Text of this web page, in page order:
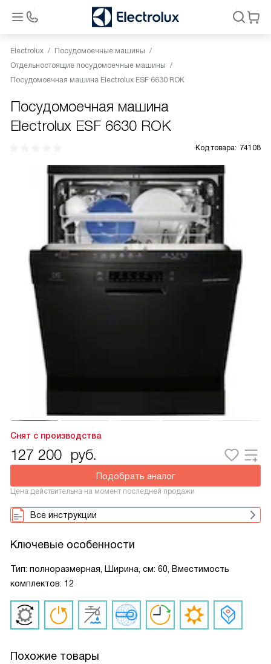
Electrolux
Посудомоечные машины
Отдельностоящие посудомоечные машины
Посудомоечная машина Electrolux ESF 6630 ROK
Посудомоечная машина
Electrolux ESF 6630 ROK
Код товара: 74108
Снят с производства
127 200 руб.
Подобрать аналог
Цена действительна на момент последней продажи
Все инструкции
Ключевые особенности
Тип: полноразмерная, Ширина, см: 60, Вместимость
комплектов: 12
Похожие товары